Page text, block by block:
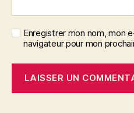
Enregistrer mon nom, mon
navigateur pour mon